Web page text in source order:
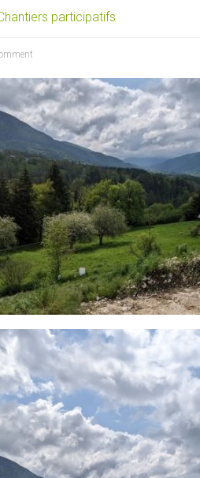
participatifs